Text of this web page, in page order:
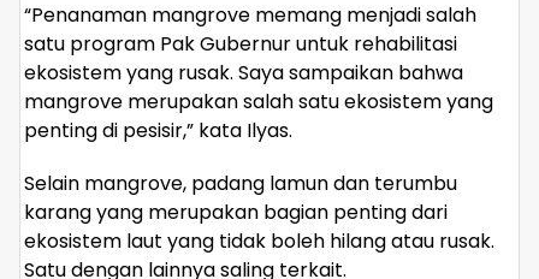
“Penanaman mangrove memang menjadi salah
satu program Pak Gubernur untuk rehabilitasi
ekosistem yang rusak. Saya sampaikan bahwa
mangrove merupakan salah satu ekosistem yang
penting di pesisir,” kata Ilyas.
Selain mangrove, padang lamun dan terumbu
karang yang merupakan bagian penting dari
ekosistem laut yang tidak boleh hilang atau rusak.
Satu dengan lainnya saling terkait.